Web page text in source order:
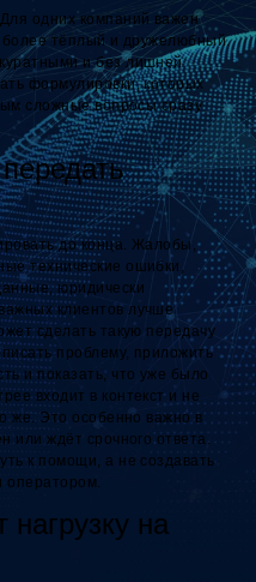
одних компаний важен
более тёплый и дружелюбный.
и без лишней
формулировки, которых
сложные вопросы сразу
до конца. Жалобы,
технические ошибки,
юридически
клиентов лучше
сделать такую передачу
проблему, приложить
и показать, что уже было
входит в контекст и не
же. Это особенно важно в
или ждёт срочного ответа.
к помощи, а не создавать
оператором.
нагрузку на